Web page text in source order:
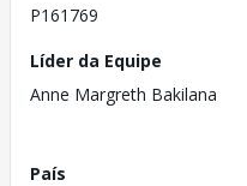
P161769
Líder da Equipe
Anne Margreth Bakilana
País